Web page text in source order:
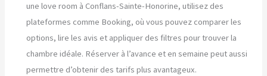
une love room à Conflans-Sainte-Honorine, utilisez des
plateformes comme Booking, où vous pouvez comparer les
options, lire les avis et appliquer des filtres pour trouver la
chambre idéale. Réserver à l’avance et en semaine peut aussi
permettre d’obtenir des tarifs plus avantageux.